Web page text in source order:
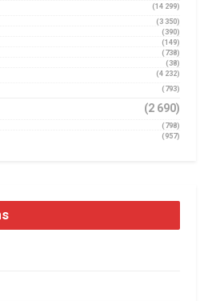
(14 299)
(3 350)
(390)
(149)
(738)
(38)
(4 232)
(793)
(2 690)
(798)
(957)